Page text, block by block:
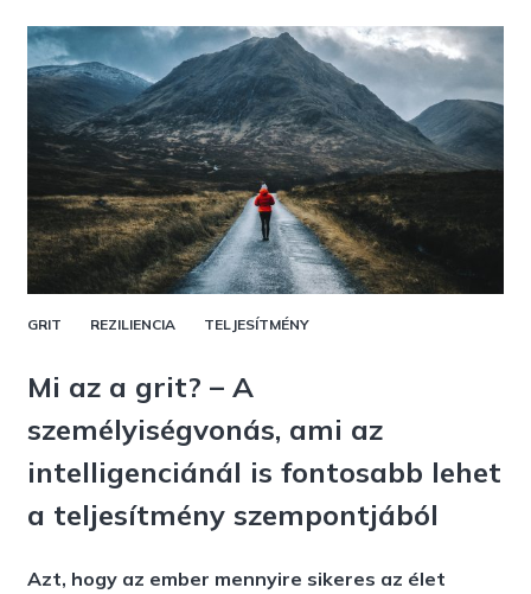
GRIT REZILIENCIA TELJESÍTMÉNY
Mi az a grit? – A
személyiségvonás, ami az
intelligenciánál is fontosabb lehet
a teljesítmény szempontjából
Azt, hogy az ember mennyire sikeres az élet